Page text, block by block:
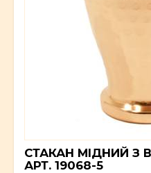
СТАКАН МІДНИЙ З
АРТ. 19068-5